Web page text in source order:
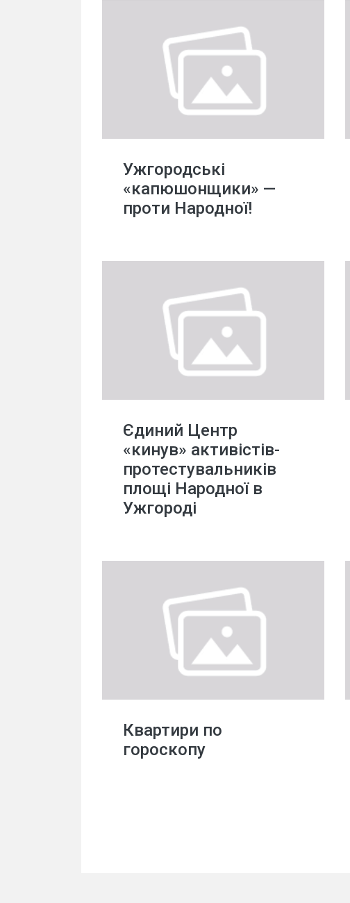
Ужгородські
«капюшонщики» —
проти Народної!
Єдиний Центр
«кинув» активістів-
протестувальників
площі Народної в
Ужгороді
Квартири по
гороскопу